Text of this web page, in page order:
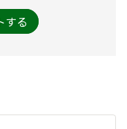
する